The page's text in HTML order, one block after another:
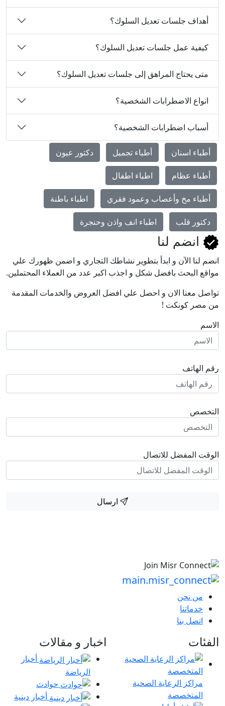
أهداف جلسات تعديل السلوك؟
كيفية عمل جلسات تعديل السلوك؟
متى يحتاج المراهق إلى جلسات تعديل السلوك؟
انواع الاضطرابات الشخصية؟
أسباب اضطرابات الشخصية؟
أطباء اسنان أطباء تجميل دكتور عيون
أطباء عظام اطباء اطفال
أطباء مخ وأعصاب وعمود فقري اطباء باطنة
دكتور قلب اطباء انف واذن وحنجرة
انضم لنا
انضم لنا اﻵن و ابدأ بتطوير نشاطك التجاري و اضمن ظهورك علي
مواقع البحث بافضل شكل و اجذب اكبر عدد من العملاء المحتملين.
تواصل معنا الان و احصل علي افضل العروض والخدمات المقدمة
من مصر كونكت !
الاسم
رقم الهاتف
التخصص
الوقت المفضل للاتصال
ارسال
من نحن
خدماتنا
اتصل بنا
الفئات
مراكز الرعاية الصحية
المتخصصة
اخبار و مقالات
أخبار
الرياضة
حوادث
أخبار دينية